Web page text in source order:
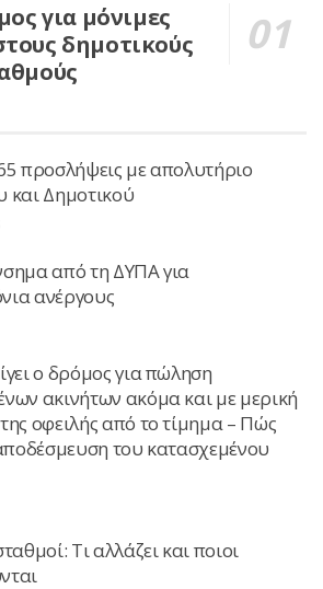
για μόνιμες
δημοτικούς
προσλήψεις με απολυτήριο
και Δημοτικού
από τη ΔΥΠΑ για
ανέργους
ο δρόμος για πώληση
ακινήτων ακόμα και με μερική
οφειλής από το τίμημα – Πώς
του κατασχεμένου
Τι αλλάζει και ποιοι